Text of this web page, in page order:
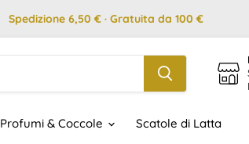
Spedizione 6,50 € · Gratuita da 100 €
Profumi & Coccole Scatole di Latta